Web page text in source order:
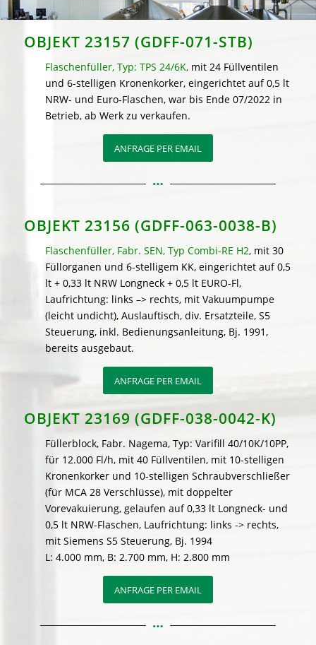
OBJEKT 23157 (GDFF-071-STB)
Flaschenfüller, Typ: TPS 24/6K,mit 24 Füllventilen
und 6-stelligen Kronenkorker, eingerichtet auf 0,5 lt
NRW- und Euro-Flaschen, war bis Ende 07/2022 in
Betrieb, ab Werk zu verkaufen.
ANFRAGE PER EMAIL
OBJEKT 23156 (GDFF-063-0038-B)
Flaschenfüller, Fabr. SEN, Typ Combi-RE H2, mit 30
Füllorganen und 6-stelligem KK, eingerichtet auf 0,5
lt + 0,33 lt NRW Longneck + 0,5 lt EURO-Fl,
Laufrichtung: links –> rechts, mit Vakuumpumpe
(leicht undicht), Auslauftisch, div. Ersatzteile, S5
Steuerung, inkl. Bedienungsanleitung, Bj. 1991,
bereits ausgebaut.
ANFRAGE PER EMAIL
OBJEKT 23169 (GDFF-038-0042-K)
Füllerblock, Fabr. Nagema, Typ: Varifill 40/10K/10PP,
für 12.000 Fl/h, mit 40 Füllventilen, mit 10-stelligen
Kronenkorker und 10-stelligen Schraubverschließer
(für MCA 28 Verschlüsse), mit doppelter
Vorevakuierung, gelaufen auf 0,33 lt Longneck- und
0,5 lt NRW-Flaschen, Laufrichtung: links -> rechts,
mit Siemens S5 Steuerung, Bj. 1994
L: 4.000 mm, B: 2.700 mm, H: 2.800 mm
ANFRAGE PER EMAIL